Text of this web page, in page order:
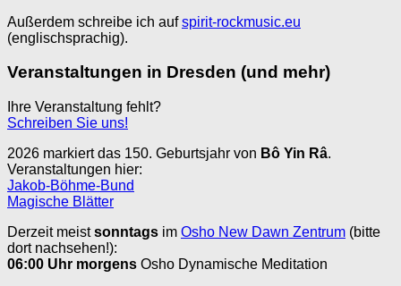
Außerdem schreibe ich aufspirit-rockmusic.eu
(englischsprachig).
Veranstaltungen in Dresden (und mehr)
Ihre Veranstaltung fehlt?
Schreiben Sie uns!
2026 markiert das 150. Geburtsjahr von Bô Yin Râ.
Veranstaltungen hier:
Jakob-Böhme-Bund
Magische Blätter
Derzeit meistsonntags im Osho New Dawn Zentrum (bitte
dort nachsehen!):
06:00 Uhr morgens Osho Dynamische Meditation